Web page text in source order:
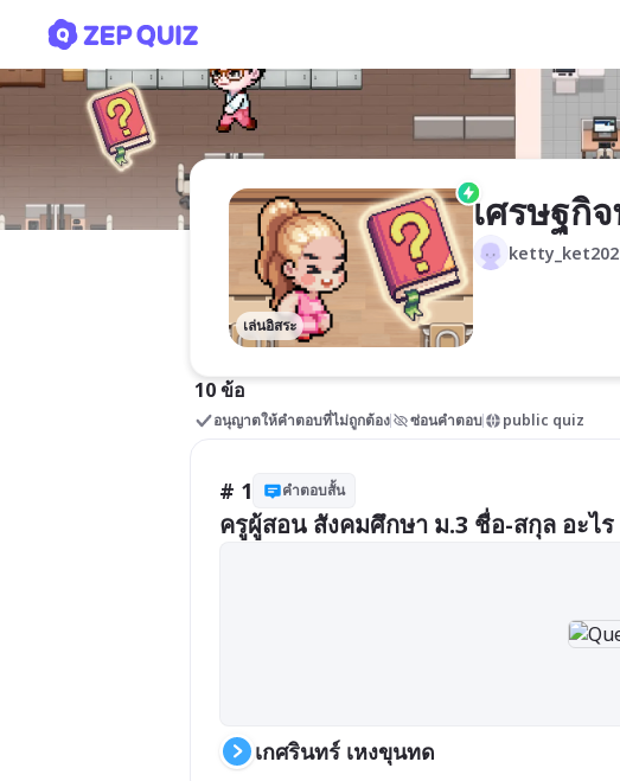
เล่นอิสระ
เศรษฐกิ
10 ข้อ
อนุญาตให้คำตอบที่ไม่ถูกต้อง ซ่อนคำตอบ public quiz
# 1 คำตอบสั้น
ครูผู้สอน สังคมศึกษา ม.3 ชื่อ-สกุล อะไ
เกศรินทร์ เหงขุนทด